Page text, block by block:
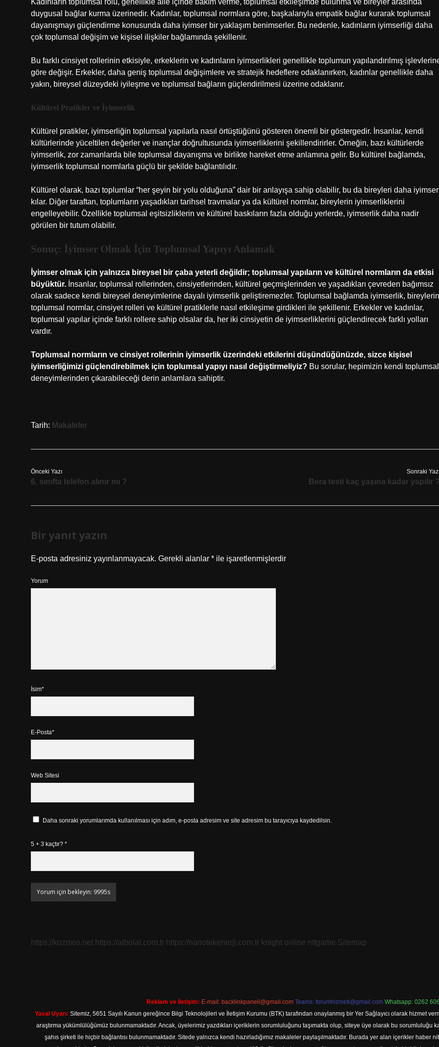
Kadınların toplumsal rolü, genellikle aile içinde bakım verme, toplumsal etkileşimde bulunma ve bireyler arasında
duygusal bağlar kurma üzerinedir. Kadınlar, toplumsal normlara göre, başkalarıyla empatik bağlar kurarak toplumsal
dayanışmayı güçlendirme konusunda daha iyimser bir yaklaşım benimserler. Bu nedenle, kadınların iyimserliği daha
çok toplumsal değişim ve kişisel ilişkiler bağlamında şekillenir.
Bu farklı cinsiyet rollerinin etkisiyle, erkeklerin ve kadınların iyimserlikleri genellikle toplumun yapılandırılmış
göre değişir. Erkekler, daha geniş toplumsal değişimlere ve stratejik hedeflere odaklanırken, kadınlar genellikle daha
yakın, bireysel düzeydeki iyileşme ve toplumsal bağların güçlendirilmesi üzerine odaklanır.
Kültürel Pratikler ve İyimserlik
Kültürel pratikler, iyimserliğin toplumsal yapılarla nasıl örtüştüğünü gösteren önemli bir göstergedir. İnsanlar, kendi
kültürlerinde yüceltilen değerler ve inançlar doğrultusunda iyimserliklerini şekillendirirler. Örneğin, bazı kültürlerde
iyimserlik, zor zamanlarda bile toplumsal dayanışma ve birlikte hareket etme anlamına gelir. Bu kültürel bağlamda,
iyimserlik toplumsal normlarla güçlü bir şekilde bağlantılıdır.
Kültürel olarak, bazı toplumlar “her şeyin bir yolu olduğuna” dair bir anlayışa sahip olabilir, bu da bireyleri daha iyimser
kılar. Diğer taraftan, toplumların yaşadıkları tarihsel travmalar ya da kültürel normlar, bireylerin iyimserliklerini
engelleyebilir. Özellikle toplumsal eşitsizliklerin ve kültürel baskıların fazla olduğu yerlerde, iyimserlik daha nadir
görülen bir tutum olabilir.
Sonuç: İyimser Olmak İçin Toplumsal Yapıyı Anlamak
İyimser olmak için yalnızca bireysel bir çaba yeterli değildir; toplumsal yapıların ve kültürel normların da etkisi
büyüktür. İnsanlar, toplumsal rollerinden, cinsiyetlerinden, kültürel geçmişlerinden ve yaşadıkları çevreden bağımsız
olarak sadece kendi bireysel deneyimlerine dayalı iyimserlik geliştiremezler. Toplumsal bağlamda iyimserlik, bireylerin
toplumsal normlar, cinsiyet rolleri ve kültürel pratiklerle nasıl etkileşime girdikleri ile şekillenir. Erkekler ve kadınlar,
toplumsal yapılar içinde farklı rollere sahip olsalar da, her iki cinsiyetin de iyimserliklerini güçlendirecek farklı yolları
vardır.
Toplumsal normların ve cinsiyet rollerinin iyimserlik üzerindeki etkilerini düşündüğünüzde, sizce kişisel
iyimserliğimizi güçlendirebilmek için toplumsal yapıyı nasıl değiştirmeliyiz? Bu sorular, hepimizin kendi toplumsal
deneyimlerinden çıkarabileceği derin anlamlara sahiptir.
Tarih: Makaleler
Önceki Yazı
6. sınıfta telefon alınır mı ?
Sonraki
Bera testi kaç yaşına kadar yapılır
Bir yanıt yazın
E-posta adresiniz yayınlanmayacak. Gerekli alanlar * ile işaretlenmişlerdir
Yorum
İsim*
E-Posta*
Web Sitesi
Daha sonraki yorumlarımda kullanılması için adım, e-posta adresim ve site adresim bu tarayıcıya kaydedilsin.
5 + 3 kaçtır? *
https://kozmos.net https://albolat.com.tr https://nanotekenerji.com.tr knight online nttgame Sitemap
Reklam ve İletişim: E-mail: backlinkpaneli@gmail.com Teams: forumhizmeti@gmail.com Whatsapp: 0262
Yasal Uyarı: Sitemiz, 5651 Sayılı Kanun gereğince Bilgi Teknolojileri ve İletişim Kurumu (BTK) tarafından onaylanmış bir Yer Sağlayıcı olarak hizmet
araştırma yükümlülüğümüz bulunmamaktadır. Ancak, üyelerimiz yazdıkları içeriklerin sorumluluğunu taşımakta olup, siteye üye olarak bu sorumluluğu
şahıs şirketi ile hiçbir bağlantısı bulunmamaktadır. Sitede yalnızca kendi hazırladığımız makaleler paylaşılmaktadır. Burada yer alan içerikler haber